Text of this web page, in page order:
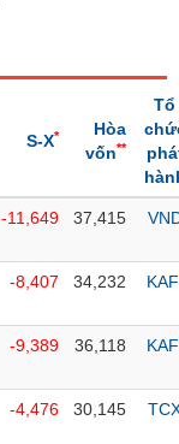
S-X*
Hòa
vốn**
Tổ
-11,649 37,415
-8,407 34,232
-9,389 36,118
-4,476 30,145